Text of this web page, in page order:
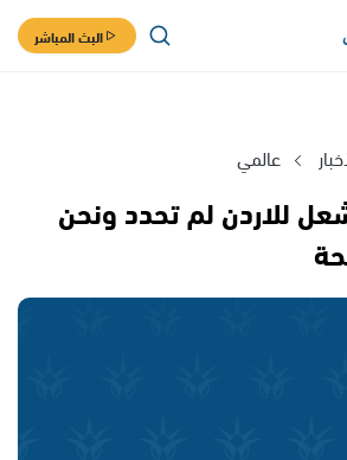
البث المباشر
عالمي
للاردن لم تحدد ونحن